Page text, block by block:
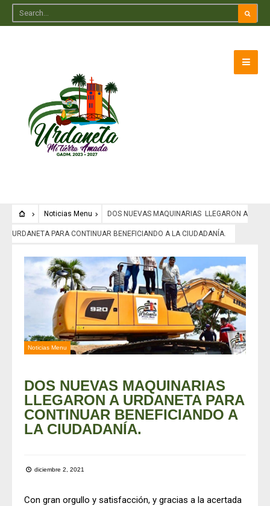
Noticias Menu DOS NUEVAS MAQUINARIAS LLEGARON A
URDANETA PARA CONTINUAR BENEFICIANDO A LA CIUDADANÍA.
Noticias Menu
DOS NUEVAS MAQUINARIAS
LLEGARON A URDANETA PARA
CONTINUAR BENEFICIANDO A
LA CIUDADANÍA.
diciembre 2, 2021
Con gran orgullo y satisfacción, y gracias a la acertada